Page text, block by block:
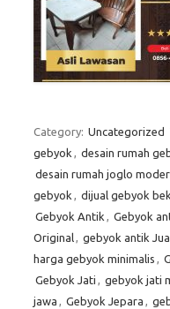
Category: Uncategorized
gebyok , desain rumah
desain rumah joglo
gebyok , dijual gebyok
Gebyok Antik , Gebyok
Original, gebyok antik
harga gebyok minimalis ,
Gebyok Jati , gebyok jati
jawa , Gebyok Jepara ,